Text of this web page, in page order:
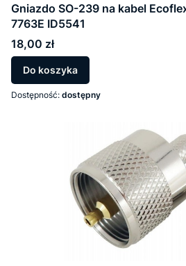
Gniazdo SO-239 na kabel
7763E ID5541
Cena
18,00 zł
Do koszyka
Dostępność: dostępny